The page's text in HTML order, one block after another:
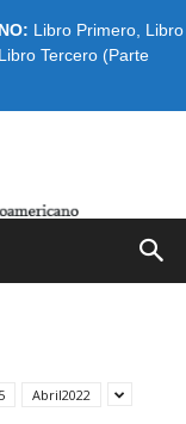
Libro Primero Libro
Libro Tercero (Parte
Abril2022